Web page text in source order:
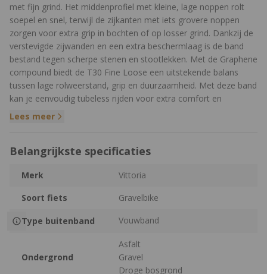
met fijn grind. Het middenprofiel met kleine, lage noppen rolt
soepel en snel, terwijl de zijkanten met iets grovere noppen
zorgen voor extra grip in bochten of op losser grind. Dankzij de
verstevigde zijwanden en een extra beschermlaag is de band
bestand tegen scherpe stenen en stootlekken. Met de Graphene
compound biedt de T30 Fine Loose een uitstekende balans
tussen lage rolweerstand, grip en duurzaamheid. Met deze band
kan je eenvoudig tubeless rijden voor extra comfort en
bescherming tegen lekrijden, ook is de band geschikt voor
Andere uitvoeringen
De Terreno-serie is een reeks gravelbanden waarbij elke
rijstijlen. Hieronder zie je de verschillende uitvoeringen,
modderige offroad paden. Voor de duidelijkheid is ook de band
Lees meer
Belangrijkste specificaties
Merk
Vittoria
Soort fiets
Gravelbike
Type buitenband Vouwband
Ondergrond
Asfalt
Gravel
Droge bosgrond